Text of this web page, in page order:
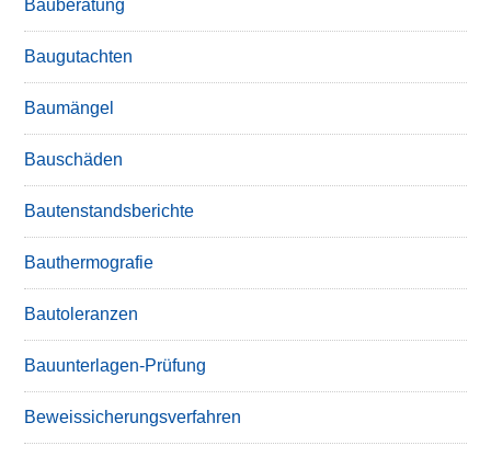
Bauberatung
Baugutachten
Baumängel
Bauschäden
Bautenstandsberichte
Bauthermografie
Bautoleranzen
Bauunterlagen-Prüfung
Beweissicherungsverfahren